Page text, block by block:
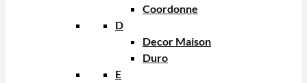
Coordonne
D
Decor Maison
Duro
E